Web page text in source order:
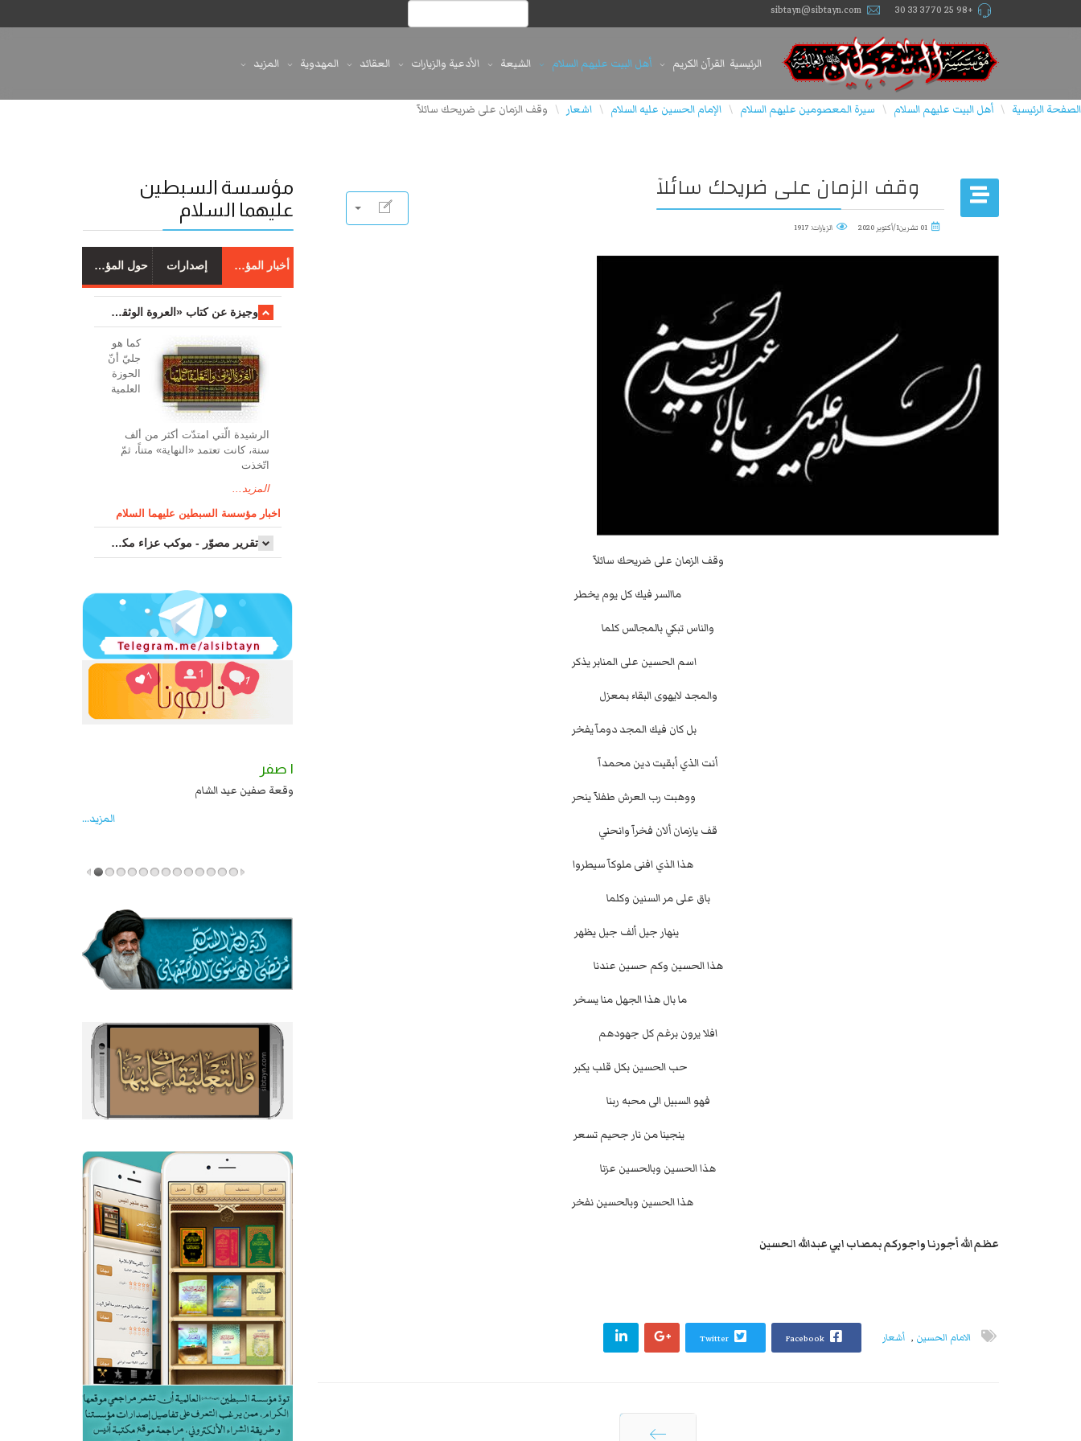
+98 25 3770 33 30
sibtayn@sibtayn.com
الرئيسية القرآن الكريم أهل البيت عليهم السلام الشيعة الأدعية والزيارات العقائد المهدوية المزيد
الصفحة الرئيسية \ أهل البيت عليهم السلام \ سيرة المعصومين عليهم السلام \ الإمام الحسين عليه السلام \ اشعار \ وقف الزمان على ضريحك سائلآ
وقف الزمان على ضريحك سائلآ
01 تشرين1/أكتوير 2020 الزيارات: 1917
وقف الزمان على ضريحك سائلآ
ماالسر فيك كل يوم يخطر
والناس تبكي بالمجالس كلما
اسم الحسين على المنابر يذكر
والمجد لايهوى البقاء بمعزل
بل كان فيك المجد دومآ يفخر
أنت الذي أبقيت دين محمدآ
ووهبت رب العرش طفلآ ينحر
قف يازمان ألان فخرآ وانحني
هذا الذي افنى ملوكآ سيطروا
باق على مر السنين وكلما
ينهار جيل ألف جيل يظهر
هذا الحسين وكم حسين عندنا
ما بال هذا الجهل منا يسخر
افلا يرون برغم كل جهودهم
حب الحسين بكل قلب يكبر
فهو السبيل الى محبه ربنا
ينجينا من نار جحيم تسعر
هذا الحسين وبالحسين عزنا
هذا الحسين وبالحسين نفخر
عظم الله أجورنا واجوركم بمصاب ابي عبدالله الحسين
الامام الحسين , أشعار
مؤسسة السبطين
عليهما السلام
أخبار المؤسسة إصدارات حول المؤسسة
وجیزة عن کتاب «العروة الوثقی والتعلیقات علیها»
کما هو
جليّ أنّ
الحوزة
العلمیة
الرشیدة الّتي امتدّت أكثر من ألف
سنة، كانت تعتمد «النهاية» متناً، ثمّ
اتّخذت
المزيد...
اخبار مؤسسة السبطين عليهما السلام
تقرير مصوّر - موكب عزاء مکتب سماحة اية الله السيد مرتضى الموسوي الاصفهاني في يوم إستشهاد السيدة فاطم...
السبايا عند يزيد شهادة زيد بن علي بن الحسين